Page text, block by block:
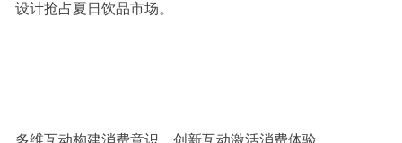
设计抢占夏日饮品市场。
多维互动构建消费意识，创新互动激活消费体验